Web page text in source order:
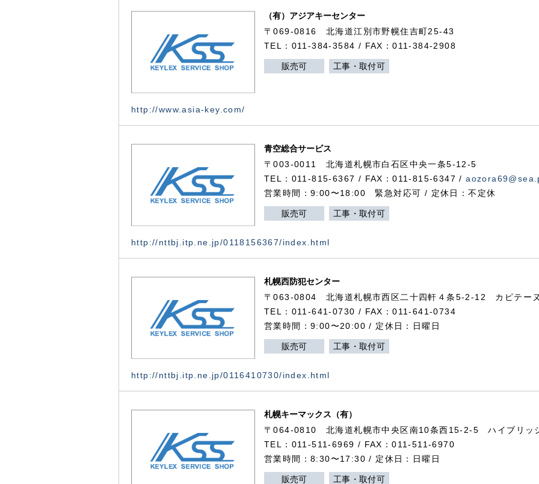
（有）アジアキーセンター
〒069-0816 北海道江別市野幌住吉町25-43
TEL：011-384-3584 / FAX：011-384-2908
販売可 工事・取付可
http://www.asia-key.com/
青空総合サービス
〒003-0011 北海道札幌市白石区中央一条5-12-5
TEL：011-815-6367 / FAX：011-815-6347 /
営業時間：9:00〜18:00 緊急対応可 / 定休日：不定休
販売可 工事・取付可
http://nttbj.itp.ne.jp/0118156367/index.html
札幌西防犯センター
〒063-0804 北海道札幌市西区二十四軒４条5-2-12 カピテー
TEL：011-641-0730 / FAX：011-641-0734
営業時間：9:00〜20:00 / 定休日：日曜日
販売可 工事・取付可
http://nttbj.itp.ne.jp/0116410730/index.html
札幌キーマックス（有）
〒064-0810 北海道札幌市中央区南10条西15-2-5 ハイブリッ
TEL：011-511-6969 / FAX：011-511-6970
営業時間：8:30〜17:30 / 定休日：日曜日
販売可 工事・取付可